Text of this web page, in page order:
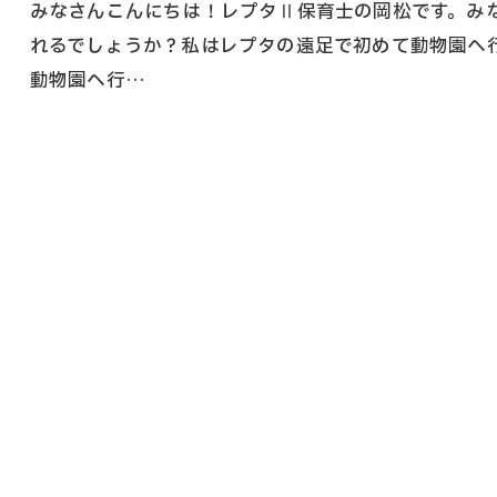
みなさんこんにちは！レプタⅡ保育士の岡松です。
れるでしょうか？私はレプタの遠足で初めて動物園
動物園へ行…